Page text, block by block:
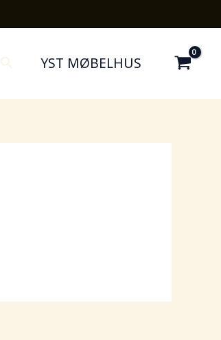
SearchYST MØBELHUS